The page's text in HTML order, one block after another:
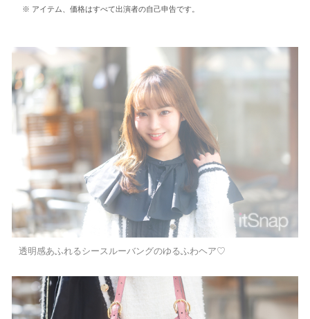
アイテム、価格はすべて出演者の自己申告です。
透明感あふれるシースルーバングのゆるふわヘア♡